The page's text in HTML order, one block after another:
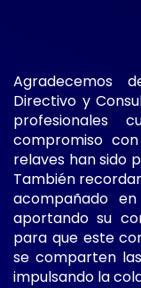
Agradecemos
Directivo y
profesionales
compromiso
relaves han sido
También
acompañado
aportando su
para que este
se comparten
impulsando la